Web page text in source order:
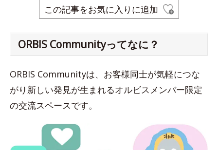
この記事をお気に入りに追加
ORBIS Communityってなに？
ORBIS Communityは、お客様同士が気軽につな
がり新しい発見が生まれるオルビスメンバー限定
の交流スペースです。